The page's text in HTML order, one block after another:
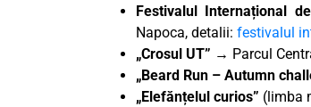
Festivalul Internațional
Napoca, detalii: festivalul
„Crosul UT” → Parcul
„Beard Run – Autumn
„Elefănțelul curios” (limba